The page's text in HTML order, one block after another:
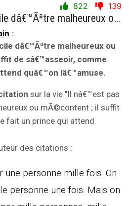
822 139
Il nâ€™est pas difficile dâ€™Ãªtre malheureux ou mÃ©content ; il suffit de sâ€™asseoir, comme fait un prince qui attend quâ€™on lâ€™amuse.
:
dâ€™Ãªtre malheureux ou
de sâ€™asseoir, comme
quâ€™on lâ€™amuse.
sur la vie "Il nâ€™est pas
ou mÃ©content ; il suffit
fait un prince qui attend
des citations :
une personne mille fois. On
personne une fois. Mais on